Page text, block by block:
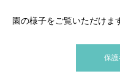
園の様子をご覧いただけま
保